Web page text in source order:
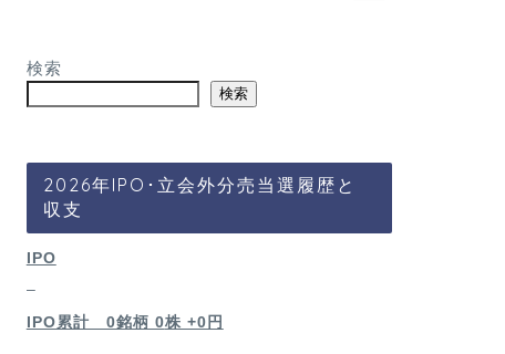
検索
検索
2026年IPO･立会外分売当選履歴と
収支
IPO
–
IPO累計 0銘柄 0株 +0円